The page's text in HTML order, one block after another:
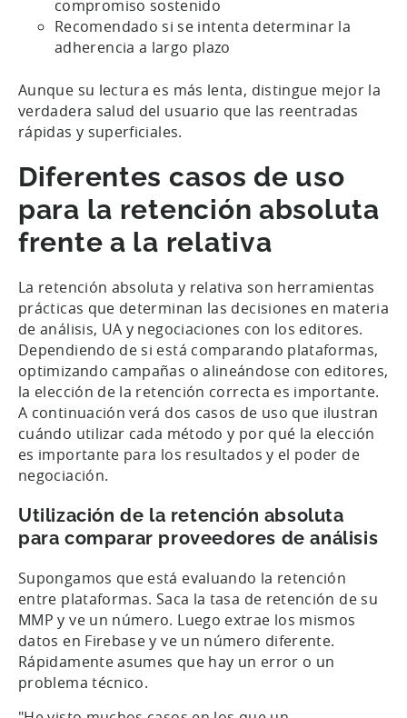
compromiso sostenido
Recomendado si se intenta determinar la
adherencia a largo plazo
Aunque su lectura es más lenta, distingue mejor la
verdadera salud del usuario que las reentradas
rápidas y superficiales.
Diferentes casos de uso
para la retención absoluta
frente a la relativa
La retención absoluta y relativa son herramientas
prácticas que determinan las decisiones en materia
de análisis, UA y negociaciones con los editores.
Dependiendo de si está comparando plataformas,
optimizando campañas o alineándose con editores,
la elección de la retención correcta es importante.
A continuación verá dos casos de uso que ilustran
cuándo utilizar cada método y por qué la elección
es importante para los resultados y el poder de
negociación.
Utilización de la retención absoluta
para comparar proveedores de análisis
Supongamos que está evaluando la retención
entre plataformas. Saca la tasa de retención de su
MMP y ve un número. Luego extrae los mismos
datos en Firebase y ve un número diferente.
Rápidamente asumes que hay un error o un
problema técnico.